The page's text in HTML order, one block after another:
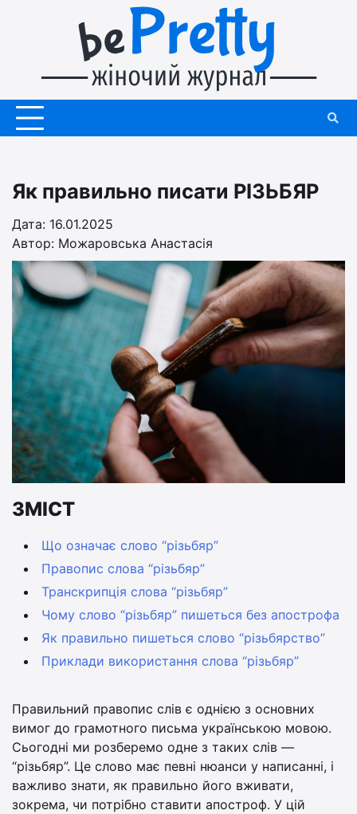
Як правильно писати РІЗЬБЯР
Дата: 16.01.2025
Автор: Можаровська Анастасія
ЗМІСТ
Що означає слово “різьбяр”
Правопис слова “різьбяр”
Транскрипція слова “різьбяр”
Чому слово “різьбяр” пишеться без апострофа
Як правильно пишеться слово “різьбярство”
Приклади використання слова “різьбяр”
Правильний правопис слів є однією з основних
вимог до грамотного письма українською мовою.
Сьогодні ми розберемо одне з таких слів —
“різьбяр”. Це слово має певні нюанси у написанні, і
важливо знати, як правильно його вживати,
зокрема, чи потрібно ставити апостроф. У цій